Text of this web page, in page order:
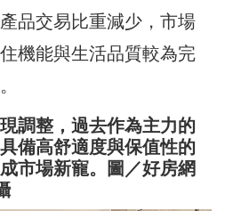
品交易比重減少，市場
機能與生活品質較為完
調整，過去作為主力的
備高舒適度與保值性的
市場新寵。圖／好房網